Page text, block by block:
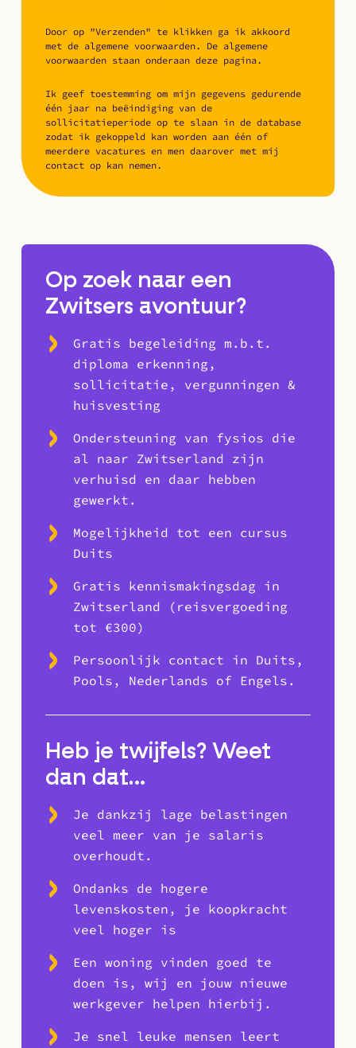
Door op "Verzenden" te klikken ga ik akkoord
met de algemene voorwaarden. De algemene
voorwaarden staan onderaan deze pagina.
Ik geef toestemming om mijn gegevens gedurende
één jaar na beëindiging van de
sollicitatieperiode op te slaan in de database
zodat ik gekoppeld kan worden aan één of
meerdere vacatures en men daarover met mij
contact op kan nemen.
Op zoek naar een
Zwitsers avontuur?
Gratis begeleiding m.b.t.
diploma erkenning,
sollicitatie, vergunningen &
huisvesting
Ondersteuning van fysios die
al naar Zwitserland zijn
verhuisd en daar hebben
gewerkt.
Mogelijkheid tot een cursus
Duits
Gratis kennismakingsdag in
Zwitserland (reisvergoeding
tot €300)
Persoonlijk contact in Duits,
Pools, Nederlands of Engels.
Heb je twijfels? Weet
dan dat…
Je dankzij lage belastingen
veel meer van je salaris
overhoudt.
Ondanks de hogere
levenskosten, je koopkracht
veel hoger is
Een woning vinden goed te
doen is, wij en jouw nieuwe
werkgever helpen hierbij.
Je snel leuke mensen leert